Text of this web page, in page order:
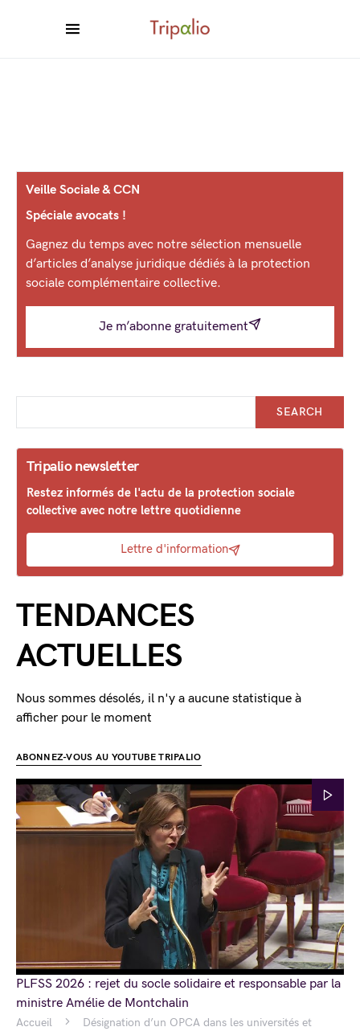
Accueil
Désignation d’un OPCA dans les universités et
Veille Sociale & CCN
Spéciale avocats !
Gagnez du temps avec notre sélection mensuelle
d’articles d’analyse juridique dédiés à la protection
sociale complémentaire collective.
Je m’abonne gratuitement
SEARCH
Tripalio newsletter
Restez informés de l'actu de la protection sociale
collective avec notre lettre quotidienne
Lettre d'information
TENDANCES
ACTUELLES
Nous sommes désolés, il n'y a aucune statistique à
afficher pour le moment
ABONNEZ-VOUS AU YOUTUBE TRIPALIO
PLFSS 2026 : rejet du socle solidaire et responsable par la
ministre Amélie de Montchalin